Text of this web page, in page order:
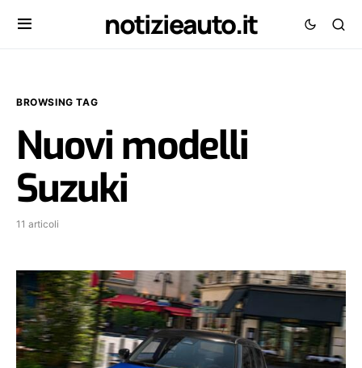
notizieauto.it
BROWSING TAG
Nuovi modelli
Suzuki
11 articoli